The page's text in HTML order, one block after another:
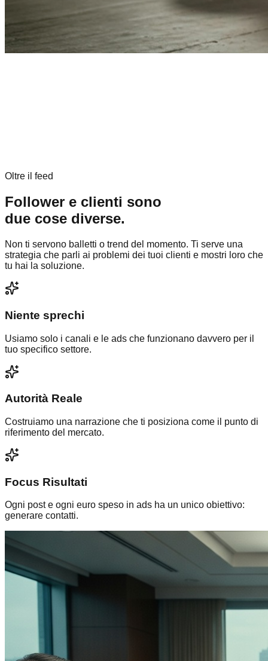
Oltre il feed
Follower e clienti sono
due cose diverse.
Non ti servono balletti o trend del momento. Ti serve una
strategia che parli ai problemi dei tuoi clienti e mostri loro che
tu hai la soluzione.
Niente sprechi
Usiamo solo i canali e le ads che funzionano davvero per il
tuo specifico settore.
Autorità Reale
Costruiamo una narrazione che ti posiziona come il punto di
riferimento del mercato.
Focus Risultati
Ogni post e ogni euro speso in ads ha un unico obiettivo:
generare contatti.